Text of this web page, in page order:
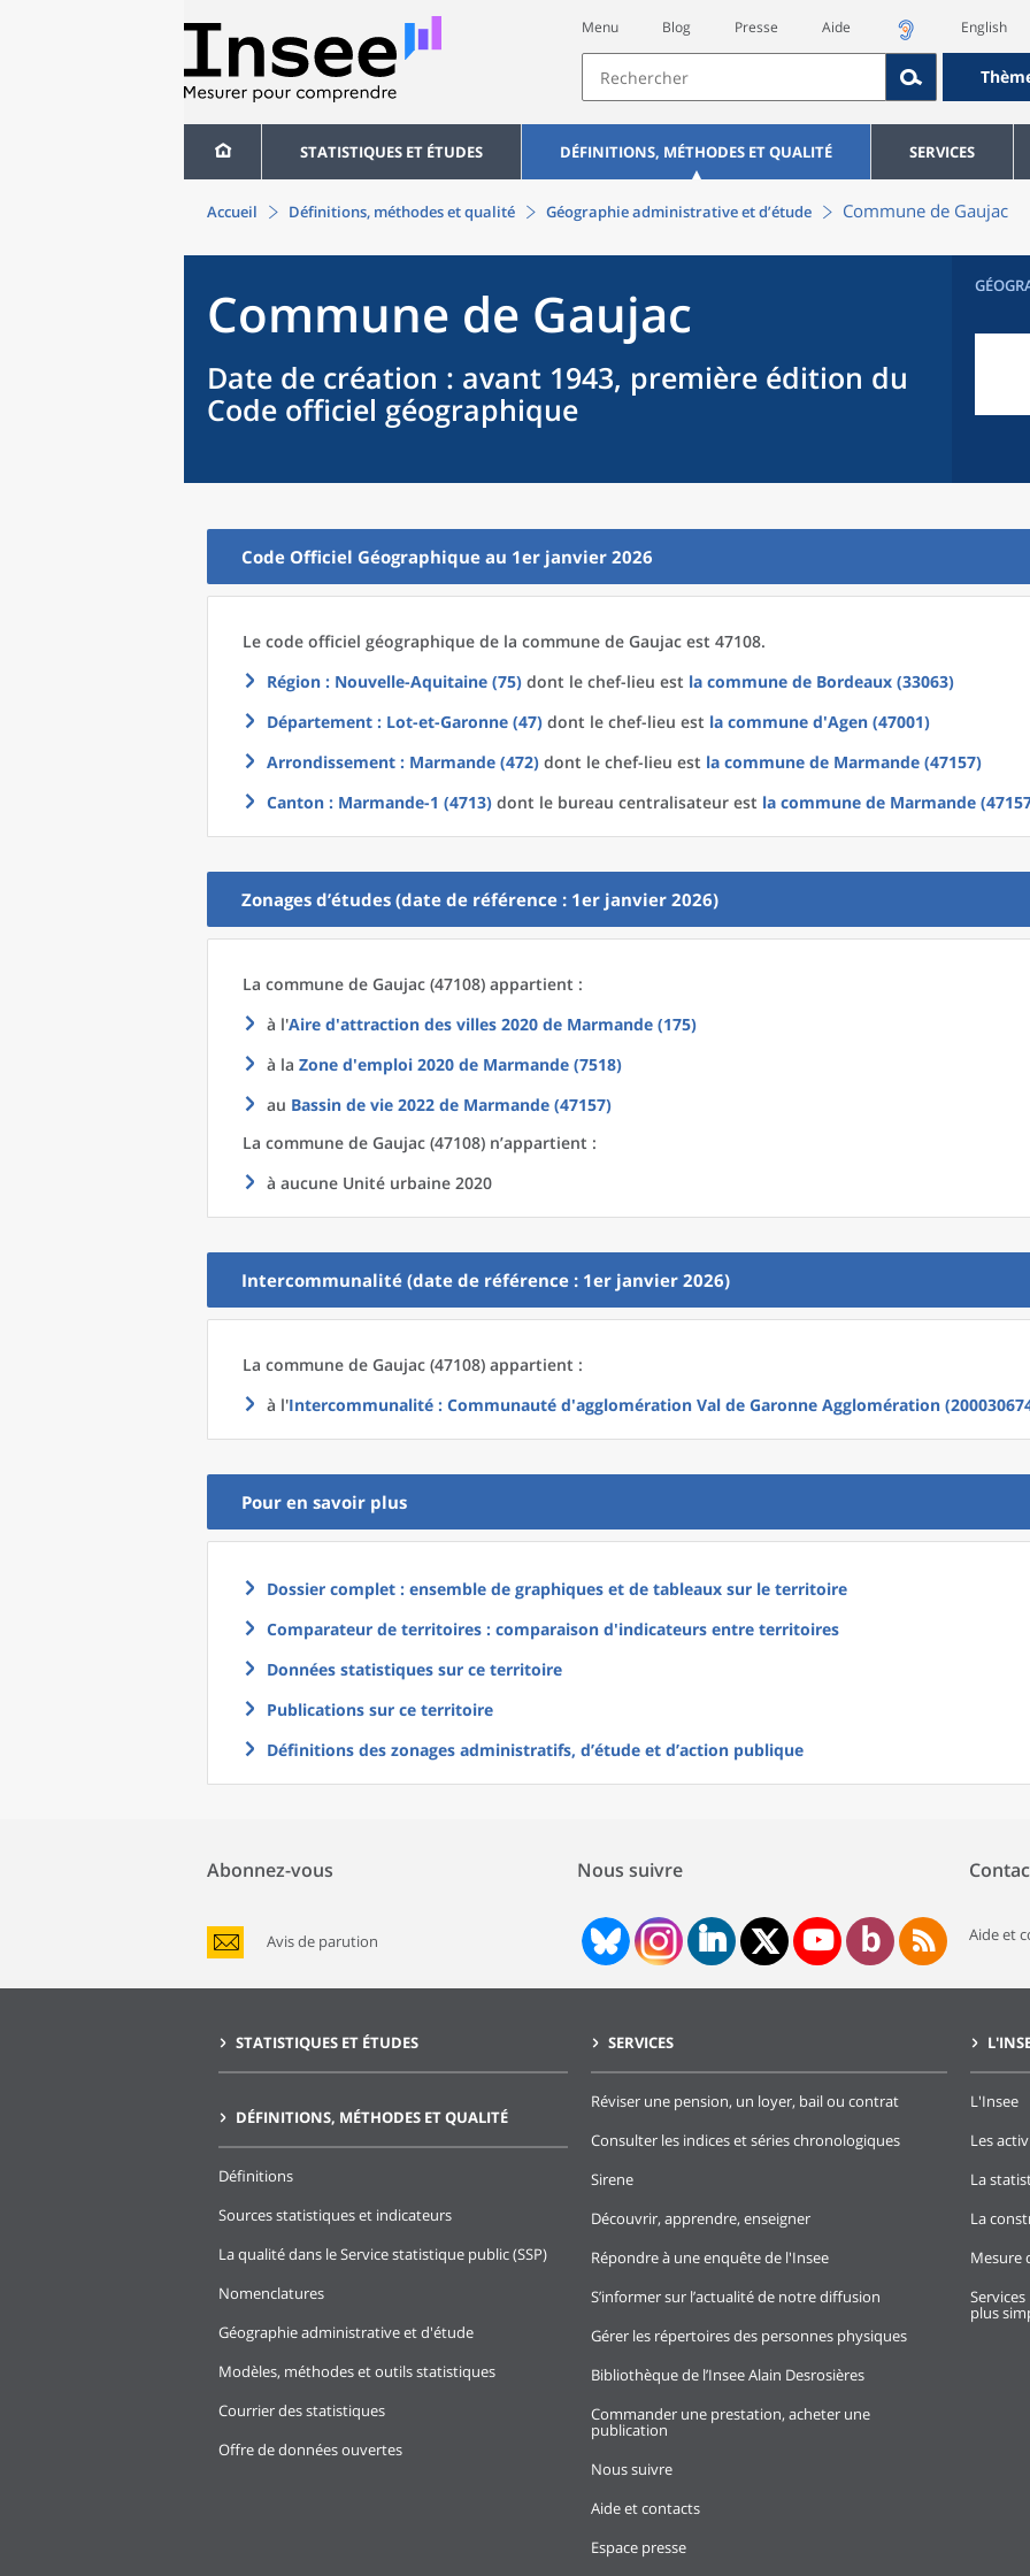
Menu Blog Presse Aide English
STATISTIQUES ET ÉTUDES DÉFINITIONS, MÉTHODES ET QUALITÉ SERVICES
Accueil Définitions, méthodes et qualité Géographie administrative et d’étude Commune de Gaujac
Commune de Gaujac
Date de création : avant 1943, première édition du
Code officiel géographique
Code Officiel Géographique au 1er janvier 2026
Le code officiel géographique de la commune de Gaujac est 47108.
Région : Nouvelle-Aquitaine (75) dont le chef-lieu est la commune de Bordeaux (33063)
Département : Lot-et-Garonne (47) dont le chef-lieu est la commune d'Agen (47001)
Arrondissement : Marmande (472) dont le chef-lieu est la commune de Marmande (47157)
Canton : Marmande-1 (4713) dont le bureau centralisateur est la commune de Marmande
Zonages d’études (date de référence : 1er janvier 2026)
La commune de Gaujac (47108) appartient :
à l'Aire d'attraction des villes 2020 de Marmande (175)
à la Zone d'emploi 2020 de Marmande (7518)
au Bassin de vie 2022 de Marmande (47157)
La commune de Gaujac (47108) n’appartient :
à aucune Unité urbaine 2020
Intercommunalité (date de référence : 1er janvier 2026)
La commune de Gaujac (47108) appartient :
à l'Intercommunalité : Communauté d'agglomération Val de Garonne Agglomération
Pour en savoir plus
Dossier complet : ensemble de graphiques et de tableaux sur le territoire
Comparateur de territoires : comparaison d'indicateurs entre territoires
Données statistiques sur ce territoire
Publications sur ce territoire
Définitions des zonages administratifs, d’étude et d’action publique
Abonnez-vous
Avis de parution
Nous suivre
Aide et
STATISTIQUES ET ÉTUDES
DÉFINITIONS, MÉTHODES ET QUALITÉ
Définitions
Sources statistiques et indicateurs
La qualité dans le Service statistique public (SSP)
Nomenclatures
Géographie administrative et d'étude
Modèles, méthodes et outils statistiques
Courrier des statistiques
Offre de données ouvertes
SERVICES
Réviser une pension, un loyer, bail ou contrat
Consulter les indices et séries chronologiques
Sirene
Découvrir, apprendre, enseigner
Répondre à une enquête de l'Insee
S’informer sur l’actualité de notre diffusion
Gérer les répertoires des personnes physiques
Bibliothèque de l’Insee Alain Desrosières
Commander une prestation, acheter une
publication
Nous suivre
Aide et contacts
Espace presse
L'Insee
Les
La
La
Mesure
plus